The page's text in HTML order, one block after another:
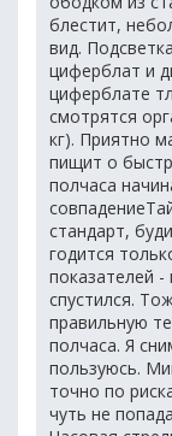
блестит,
вид.
циферблат и
циферблате
смотрятся
кг). Приятно
пищит о
полчаса
стандарт,
годится
показателей
спустился.
правильную
полчаса. Я
пользуюсь.
точно по
чуть не